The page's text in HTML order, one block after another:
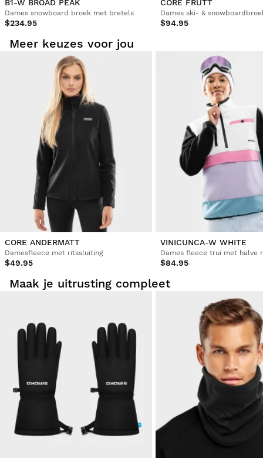
B1-W BROAD PEAK
Dames snowboard broek met bretels
$234.95
CORE FRUTT
Dames ski- &
$94.95
Meer keuzes voor jou
CORE ANDERMATT
Damesfleece met ritssluiting
$49.95
VINICUNCA-W WHITE
Dames fleece trui met halve
$84.95
Maak je uitrusting compleet